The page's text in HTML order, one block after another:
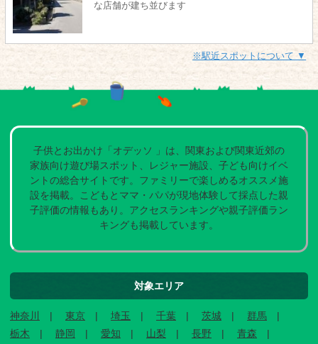
な店舗が建ち並びます
※駅近スポットについて ▼
子供とお出かけ「オデッソ 」は、関東および関東近郊の
家族向け遊び場スポット、レジャー施設、子ども向けイベ
ントの総合サイトです。ファミリーで楽しめるオススメ施
設を掲載。こどもとママ・パパが現地体験して採点した親
子評価の情報もあり。アクセスランキングや親子評価ラン
キングも掲載しています。
対象エリア
神奈川 東京 埼玉 千葉 茨城
群馬
栃木
静岡 愛知 山梨 長野
青森